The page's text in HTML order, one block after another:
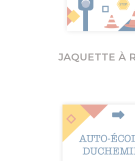
JAQUETTE À